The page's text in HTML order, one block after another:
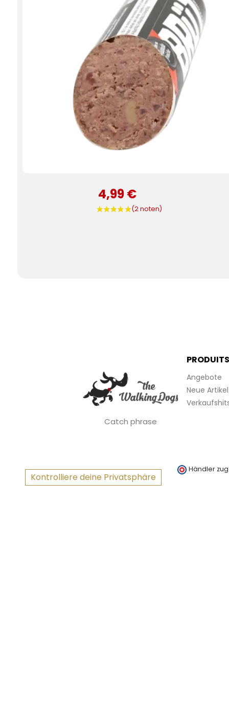
4,99 €
Catch phrase
PRODUITS
Angebote
Neue Artikel
Kontrolliere deine Privatsphäre
Händler